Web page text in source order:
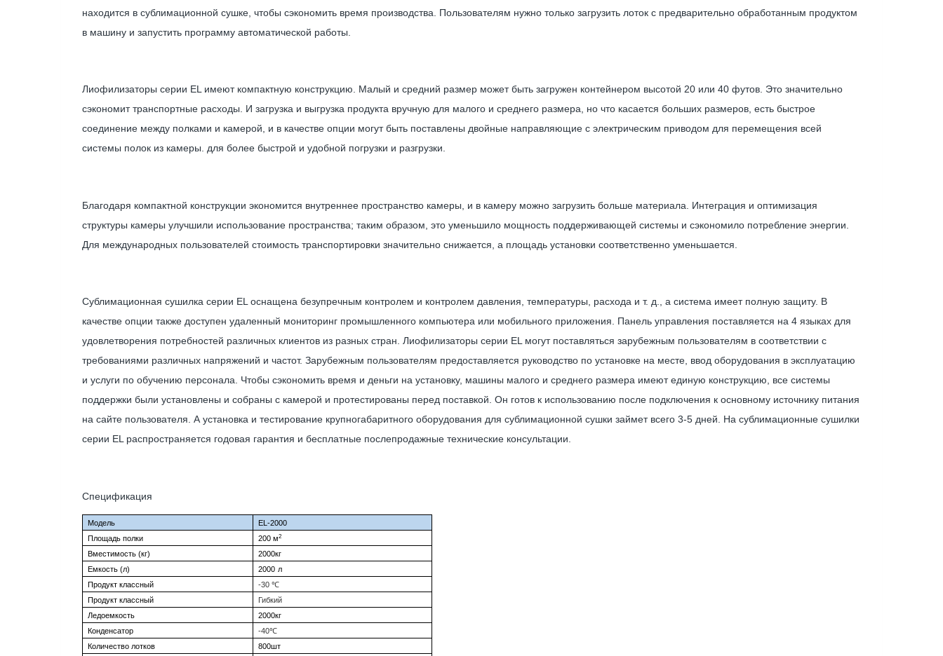
находится в сублимационной сушке, чтобы сэкономить время производства. Пользователям нужно только загрузить лоток с предварительно обработанным продуктом
в машину и запустить программу автоматической работы.
Лиофилизаторы серии EL имеют компактную конструкцию. Малый и средний размер может быть загружен контейнером высотой 20 или 40 футов. Это значительно
сэкономит транспортные расходы. И загрузка и выгрузка продукта вручную для малого и среднего размера, но что касается больших размеров, есть быстрое
соединение между полками и камерой, и в качестве опции могут быть поставлены двойные направляющие с электрическим приводом для перемещения всей
системы полок из камеры. для более быстрой и удобной погрузки и разгрузки.
Благодаря компактной конструкции экономится внутреннее пространство камеры, и в камеру можно загрузить больше материала. Интеграция и оптимизация
структуры камеры улучшили использование пространства; таким образом, это уменьшило мощность поддерживающей системы и сэкономило потребление энергии.
Для международных пользователей стоимость транспортировки значительно снижается, а площадь установки соответственно уменьшается.
Сублимационная сушилка серии EL оснащена безупречным контролем и контролем давления, температуры, расхода и т. д., а система имеет полную защиту. В
качестве опции также доступен удаленный мониторинг промышленного компьютера или мобильного приложения. Панель управления поставляется на 4 языках для
удовлетворения потребностей различных клиентов из разных стран. Лиофилизаторы серии EL могут поставляться зарубежным пользователям в соответствии с
требованиями различных напряжений и частот. Зарубежным пользователям предоставляется руководство по установке на месте, ввод оборудования в эксплуатацию
и услуги по обучению персонала. Чтобы сэкономить время и деньги на установку, машины малого и среднего размера имеют единую конструкцию, все системы
поддержки были установлены и собраны с камерой и протестированы перед поставкой. Он готов к использованию после подключения к основному источнику питания
на сайте пользователя. А установка и тестирование крупногабаритного оборудования для сублимационной сушки займет всего 3-5 дней. На сублимационные сушилки
серии EL распространяется годовая гарантия и бесплатные послепродажные технические консультации.
Спецификация
Модель
EL-2000
Площадь полки
200 м2
Вместимость (кг)
2000кг
Емкость (л)
2000 л
Продукт классный
-30 ℃
Продукт классный
Гибкий
Ледоемкость
2000кг
Конденсатор
-40℃
Количество лотков
800шт